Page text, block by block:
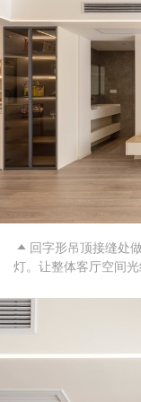
 回字形吊顶接缝处
灯。让整体客厅空间光